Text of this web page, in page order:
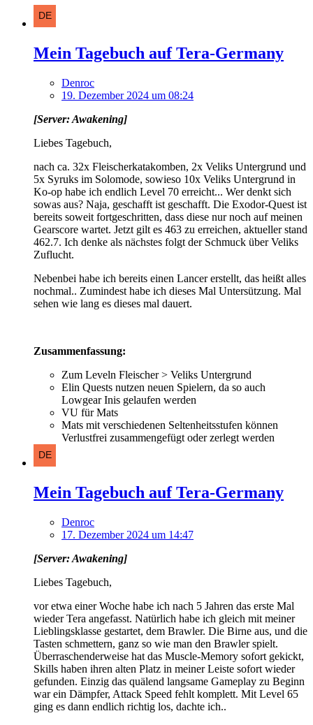
Mein Tagebuch auf Tera-Germany
Denroc
19. Dezember 2024 um 08:24
[Server: Awakening]
Liebes Tagebuch,
nach ca. 32x Fleischerkatakomben, 2x Veliks Untergrund und
5x Syruks im Solomode, sowieso 10x Veliks Untergrund in
Ko-op habe ich endlich Level 70 erreicht... Wer denkt sich
sowas aus? Naja, geschafft ist geschafft. Die Exodor-Quest ist
bereits soweit fortgeschritten, dass diese nur noch auf meinen
Gearscore wartet. Jetzt gilt es 463 zu erreichen, aktueller stand
462.7. Ich denke als nächstes folgt der Schmuck über Veliks
Zuflucht.
Nebenbei habe ich bereits einen Lancer erstellt, das heißt alles
nochmal.. Zumindest habe ich dieses Mal Untersützung. Mal
sehen wie lang es dieses mal dauert.
Zusammenfassung:
Zum Leveln Fleischer > Veliks Untergrund
Elin Quests nutzen neuen Spielern, da so auch
Lowgear Inis gelaufen werden
VU für Mats
Mats mit verschiedenen Seltenheitsstufen können
Verlustfrei zusammengefügt oder zerlegt werden
Mein Tagebuch auf Tera-Germany
Denroc
17. Dezember 2024 um 14:47
[Server: Awakening]
Liebes Tagebuch,
vor etwa einer Woche habe ich nach 5 Jahren das erste Mal
wieder Tera angefasst. Natürlich habe ich gleich mit meiner
Lieblingsklasse gestartet, dem Brawler. Die Birne aus, und die
Tasten schmettern, ganz so wie man den Brawler spielt.
Überraschenderweise hat das Muscle-Memory sofort gekickt,
Skills haben ihren alten Platz in meiner Leiste sofort wieder
gefunden. Einzig das quälend langsame Gameplay zu Beginn
war ein Dämpfer, Attack Speed fehlt komplett. Mit Level 65
ging es dann endlich richtig los, dachte ich..